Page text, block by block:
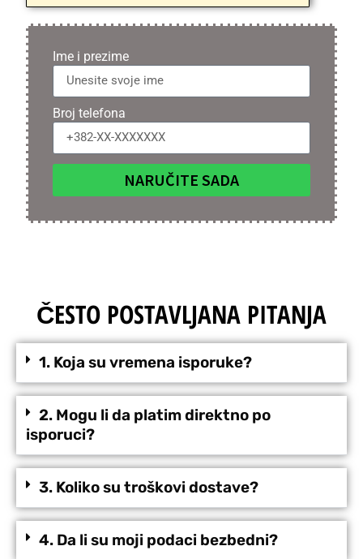
Ime i prezime
Broj telefona
NARUČITE SADA
ČESTO POSTAVLJANA PITANJA
1. Koja su vremena isporuke?
2. Mogu li da platim direktno po
isporuci?
3. Koliko su troškovi dostave?
4. Da li su moji podaci bezbedni?